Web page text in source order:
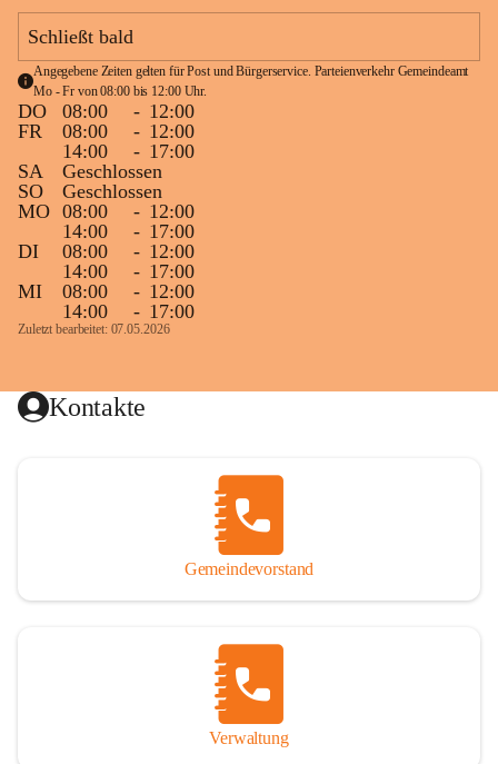
Schließt bald
Angegebene Zeiten gelten für Post und Bürgerservice. Parteienverkehr Gemeindeamt
Mo - Fr von 08:00 bis 12:00 Uhr.
DO 08:00 - 12:00
FR
08:00 - 12:00
14:00
- 17:00
SA
Geschlossen
SO
Geschlossen
MO 08:00 - 12:00
14:00
- 17:00
DI
08:00 - 12:00
14:00
- 17:00
MI
08:00 - 12:00
14:00
- 17:00
Zuletzt bearbeitet: 07.05.2026
Kontakte
Gemeindevorstand
Verwaltung